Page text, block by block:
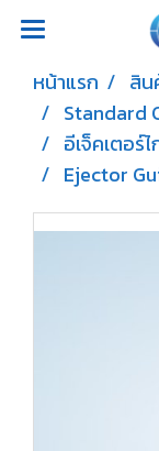
หน้าแรก
สิน
Standard
อีเจ็คเตอร์
Ejector